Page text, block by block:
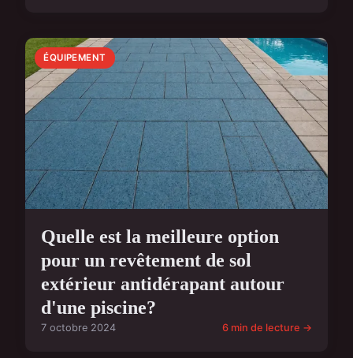
ÉQUIPEMENT
Quelle est la meilleure option
pour un revêtement de sol
extérieur antidérapant autour
d'une piscine?
7 octobre 2024 6 min de lecture →